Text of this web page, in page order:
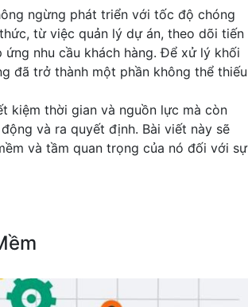
ngừng phát triển với tốc độ chóng
từ việc quản lý dự án, theo dõi tiến
nhu cầu khách hàng. Để xử lý khối
đã trở thành một phần không thể thiếu
kiệm thời gian và nguồn lực mà còn
và ra quyết định. Bài viết này sẽ
và tầm quan trọng của nó đối với sự